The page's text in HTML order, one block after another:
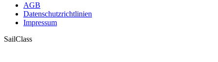
AGB
Datenschutzrichtlinien
Impressum
SailClass